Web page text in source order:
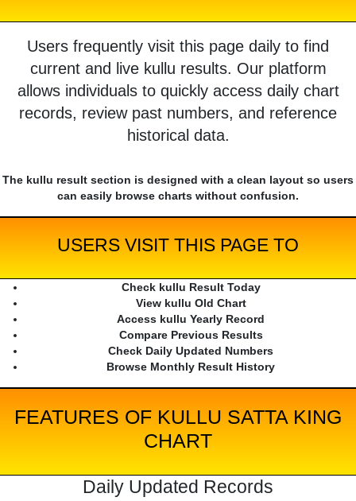
Users frequently visit this page daily to find
current and live kullu results. Our platform
allows individuals to quickly access daily chart
records, review past numbers, and reference
historical data.
The kullu result section is designed with a clean layout so users
can easily browse charts without confusion.
USERS VISIT THIS PAGE TO
Check kullu Result Today
View kullu Old Chart
Access kullu Yearly Record
Compare Previous Results
Check Daily Updated Numbers
Browse Monthly Result History
FEATURES OF KULLU SATTA KING
CHART
Daily Updated Records